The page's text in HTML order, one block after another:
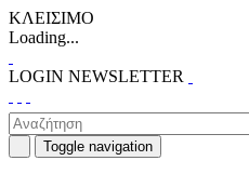
ΚΛΕΙΣΙΜΟ
Loading...
LOGIN NEWSLETTER
Toggle navigation